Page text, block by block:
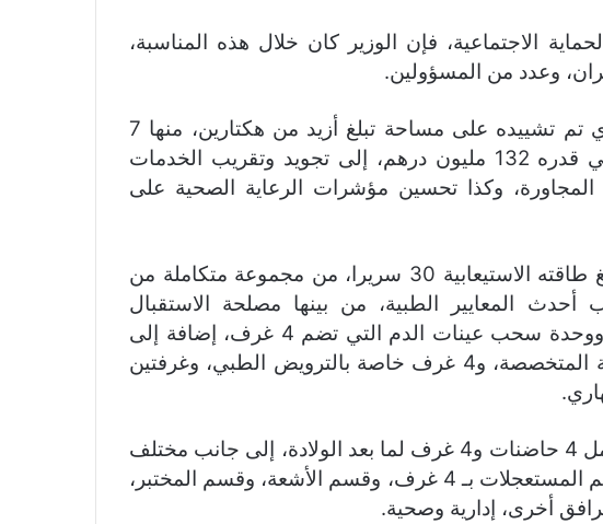
الاجتماعية، فإن الوزير كان خلال هذه المناسبة،
وعدد من المسؤولين.
ويهدف مستشفى القرب بإفران، الذي تم تشييده على مساحة تبلغ أزيد من هكتارين، منها 7
آلاف متر مربع مغطاة، بتمويل إجمالي قدره 132 مليون درهم، إلى تجويد وتقريب الخدمات
المجاورة، وكذا تحسين مؤشرات الرعاية الصحية على
ويتكون هذا المرفق الصحي، الذي تبلغ طاقته الاستيعابية 30 سريرا، من مجموعة متكاملة من
أحدث المعايير الطبية، من بينها مصلحة الاستقبال
والقبول، وقاعات الاستشارة الطبية، ووحدة سحب عينات الدم التي تضم 4 غرف، إضافة إلى
10 غرف مخصّصة للاستشارات الطبية المتخصصة، و4 غرف خاصة بالترويض الطبي، وغرفتين
كما يضم المستشفى دارا للولادة، تشمل 4 حاضنات و4 غرف لما بعد الولادة، إلى جانب مختلف
الوحدات الطبيّة والتقنية، من بينها قسم المستعجلات بـ 4 غرف، وقسم الأشعة، وقسم المختبر،
أخرى، إدارية وصحية.